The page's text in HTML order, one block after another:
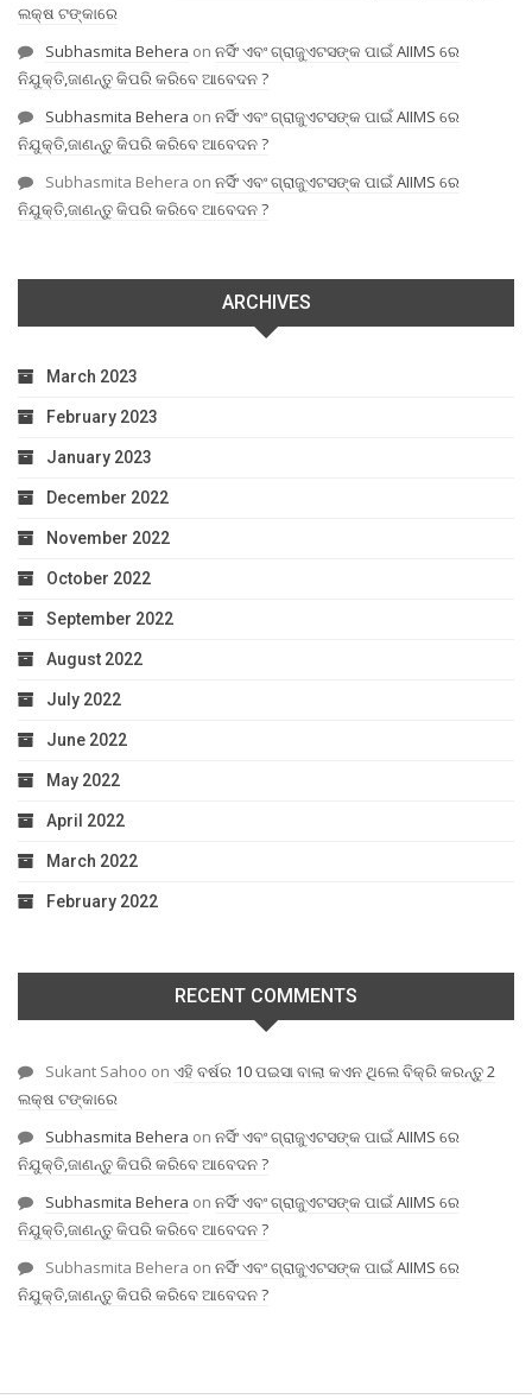
ଲକ୍ଷ ଟଙ୍କାରେ
Subhasmita Behera on ନର୍ସିଂ ଏବଂ ଗ୍ରାଜୁଏଟସଙ୍କ ପାଇଁ AIIMS ରେ
ନିଯୁକ୍ତି,ଜାଣନ୍ତୁ କିପରି କରିବେ ଆବେଦନ ?
Subhasmita Behera on ନର୍ସିଂ ଏବଂ ଗ୍ରାଜୁଏଟସଙ୍କ ପାଇଁ AIIMS ରେ
ନିଯୁକ୍ତି,ଜାଣନ୍ତୁ କିପରି କରିବେ ଆବେଦନ ?
Subhasmita Behera on ନର୍ସିଂ ଏବଂ ଗ୍ରାଜୁଏଟସଙ୍କ ପାଇଁ AIIMS ରେ
ନିଯୁକ୍ତି,ଜାଣନ୍ତୁ କିପରି କରିବେ ଆବେଦନ ?
ARCHIVES
March 2023
February 2023
January 2023
December 2022
November 2022
October 2022
September 2022
August 2022
July 2022
June 2022
May 2022
April 2022
March 2022
February 2022
RECENT COMMENTS
Sukant Sahoo on ଏହି ବର୍ଷର 10 ପଇସା ବାଲା କଏନ ଥିଲେ ବିକ୍ରି କରନ୍ତୁ 2
ଲକ୍ଷ ଟଙ୍କାରେ
Subhasmita Behera on ନର୍ସିଂ ଏବଂ ଗ୍ରାଜୁଏଟସଙ୍କ ପାଇଁ AIIMS ରେ
ନିଯୁକ୍ତି,ଜାଣନ୍ତୁ କିପରି କରିବେ ଆବେଦନ ?
Subhasmita Behera on ନର୍ସିଂ ଏବଂ ଗ୍ରାଜୁଏଟସଙ୍କ ପାଇଁ AIIMS ରେ
ନିଯୁକ୍ତି,ଜାଣନ୍ତୁ କିପରି କରିବେ ଆବେଦନ ?
Subhasmita Behera on ନର୍ସିଂ ଏବଂ ଗ୍ରାଜୁଏଟସଙ୍କ ପାଇଁ AIIMS ରେ
ନିଯୁକ୍ତି,ଜାଣନ୍ତୁ କିପରି କରିବେ ଆବେଦନ ?